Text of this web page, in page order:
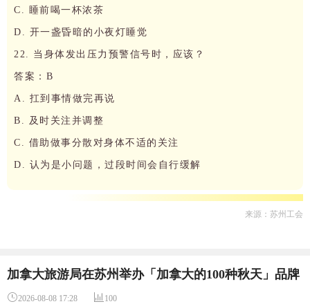
C. 睡前喝一杯浓茶
D. 开一盏昏暗的小夜灯睡觉
22. 当身体发出压力预警信号时，应该？
答案：B
A. 扛到事情做完再说
B. 及时关注并调整
C. 借助做事分散对身体不适的关注
D. 认为是小问题，过段时间会自行缓解
来源：苏州工会
加拿大旅游局在苏州举办「加拿大的100种秋天」品牌
分享活动
2026-08-08 17:28  100